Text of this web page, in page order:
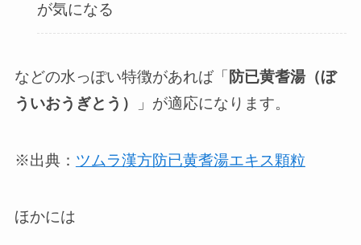
が気になる
などの水っぽい特徴があれば「 防已黄耆湯（ぼ
ういおうぎとう）
」が適応になります。
※出典： ツムラ漢方防已黄耆湯エキス顆粒
ほかには